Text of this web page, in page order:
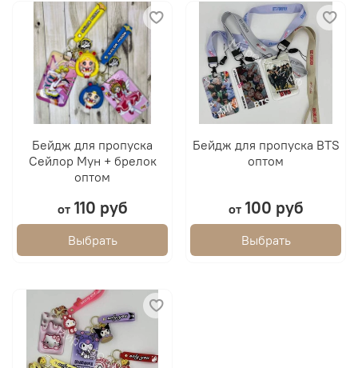
Бейдж для пропуска
Сейлор Мун + брелок
оптом
от 110 руб
Выбрать
Бейдж для пропуска BTS
оптом
от 100 руб
Выбрать